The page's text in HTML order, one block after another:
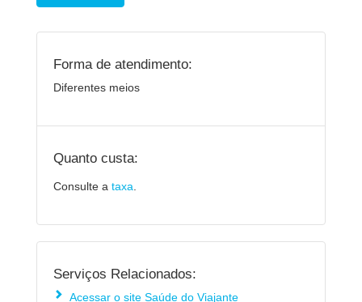
Forma de atendimento:
Diferentes meios
Quanto custa:
Consulte a taxa
Serviços Relacionados:
Acessar o site Saúde do Viajante